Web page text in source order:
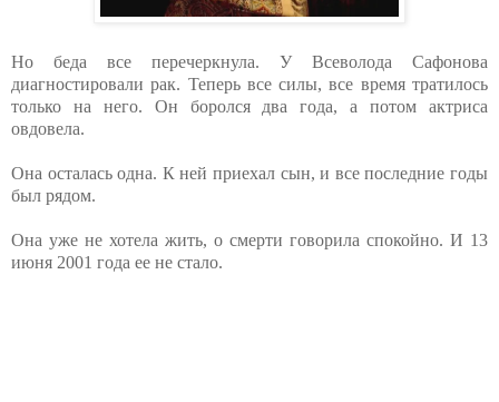
Но беда все перечеркнула. У Всеволода Сафонова
диагностировали рак. Теперь все силы, все время тратилось
только на него. Он боролся два года, а потом актриса
овдовела.
Она осталась одна. К ней приехал сын, и все последние годы
был рядом.
Она уже не хотела жить, о смерти говорила спокойно. И 13
июня 2001 года ее не стало.